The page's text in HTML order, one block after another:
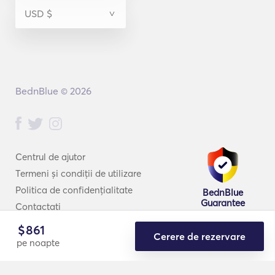
I’m at your service and I can’t wait to share our next
$861
pe noapte
Cerere de rezervare
Centrul de ajutor
Termeni și condiții de utilizare
Politica de confidențialitate
Contactați
BednBlue
Guarantee
BednBlue © 2026